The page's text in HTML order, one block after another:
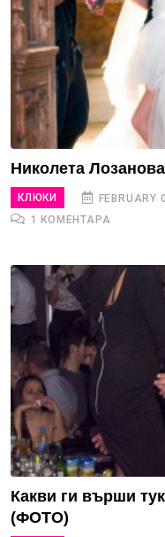
Николета
КЛЮКИ FEBRUARY
1 КОМЕНТАРА
Какви ги върши
(ФОТО)